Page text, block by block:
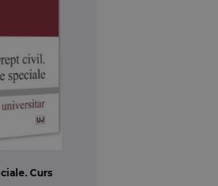
raportul donatiilor si partajul
elementele de noutate,
a fost facuta prin
anterioare cu cele ale
si opiniile autorului
note si trimiteri la
Curs